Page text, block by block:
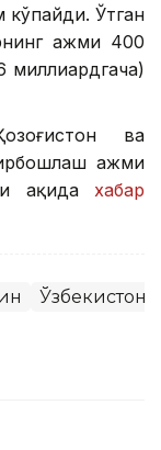
кўпайди. Ўтган
ҳажми 400
миллиардгача)
ва
ҳажми
ҳақида хабар
Ўзбекистон